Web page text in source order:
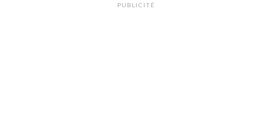
PUBLICITÉ